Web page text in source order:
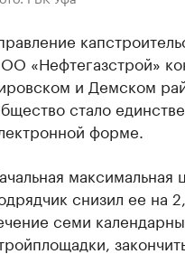
«Нефтегазстрой»
и Демском
стало
форме.
максимальная
снизил ее на
семи